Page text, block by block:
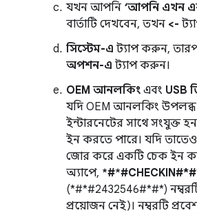
যখন আপনি ‘আপনি এখন
বার্তাটি দেখবেন, তখন <-
সিস্টেম-এ ট্যাপ করুন,
অপশন-এ ট্যাপ করুন।
OEM আনলকিং এবং USB
যদি OEM আনলকিং উপলব্ধ
ইন্টারনেটের সাথে সংযুক্ত
ইন করতে পারে। যদি
জোর করে একটি চেক ইন
অ্যাপে,
(*#*#2432546#*#*)
প্রয়োজন নেই)। নম্বরটি